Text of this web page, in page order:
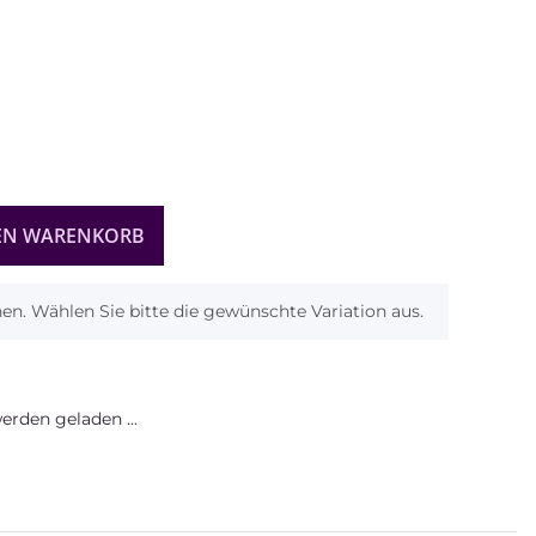
WARENKORB
Wählen Sie bitte die gewünschte Variation aus.
geladen ...